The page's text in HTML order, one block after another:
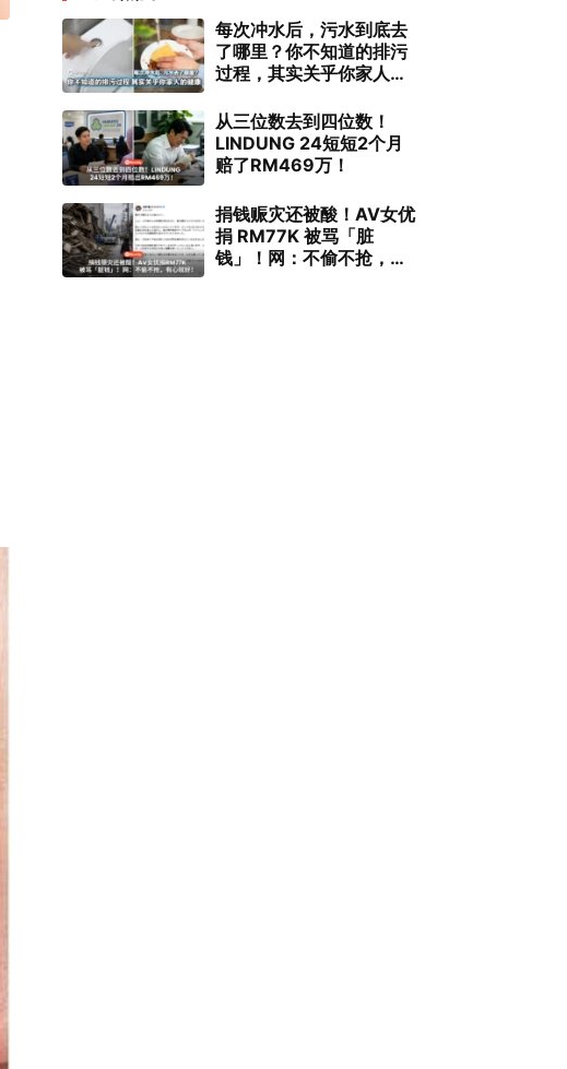
每次冲水后，污水到底去
了哪里？你不知道的排污
过程，其实关乎你家人的
从三位数去到四位数！
LINDUNG 24短短2个月
赔了RM469万！
捐钱赈灾还被酸！AV女优
捐 RM77K 被骂「脏
钱」！网：不偷不抢，有